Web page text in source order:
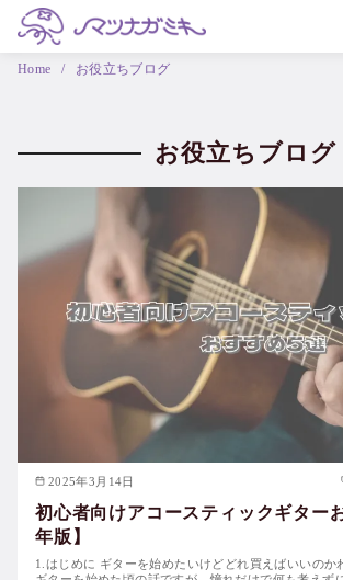
Home お役立ちブログ
お役立ちブログ
2025年3月14日
初心者向けアコースティックギター
年版】
1.はじめに ギターを始めたいけどどれ買えばいいのか